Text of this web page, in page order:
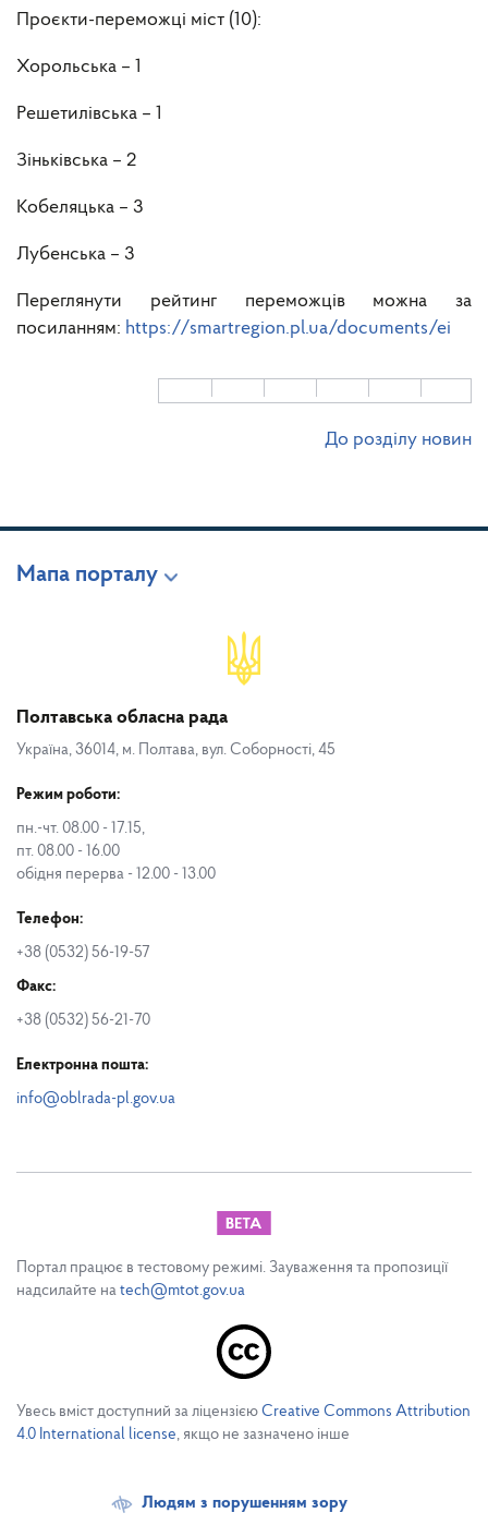
Проєкти-переможці міст (10):
Хорольська – 1
Решетилівська – 1
Зіньківська – 2
Кобеляцька – 3
Лубенська – 3
Переглянути рейтинг переможців можна за
посиланням: https://smartregion.pl.ua/documents/ei
До розділу новин
Мапа порталу
Полтавська обласна рада
Україна, 36014, м. Полтава, вул. Соборності, 45
Режим роботи:
пн.-чт. 08.00 - 17.15,
пт. 08.00 - 16.00
обідня перерва - 12.00 - 13.00
Телефон:
+38 (0532) 56-19-57
Факс:
+38 (0532) 56-21-70
Електронна пошта:
info@oblrada-pl.gov.ua
Портал працює в тестовому режимі. Зауваження та пропозиції
надсилайте на tech@mtot.gov.ua
Увесь вміст доступний за ліцензією Creative Commons Attribution
4.0 International license, якщо не зазначено інше
Людям з порушенням зору